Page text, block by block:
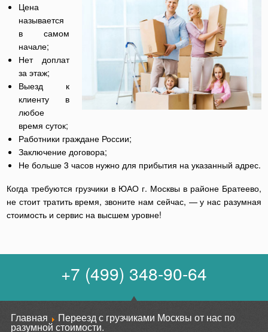
Цена
называется
в самом
начале;
Нет доплат
за этаж;
Выезд к
клиенту в
любое
время суток;
Работники граждане России;
Заключение договора;
Не больше 3 часов нужно для прибытия на указанный адрес.
Когда требуются грузчики в ЮАО г. Москвы в районе Братеево,
не стоит тратить время, звоните нам сейчас, — у нас разумная
стоимость и сервис на высшем уровне!
+7 (499) 348-90-64
Главная Переезд с грузчиками Москвы от нас по
разумной стоимости.